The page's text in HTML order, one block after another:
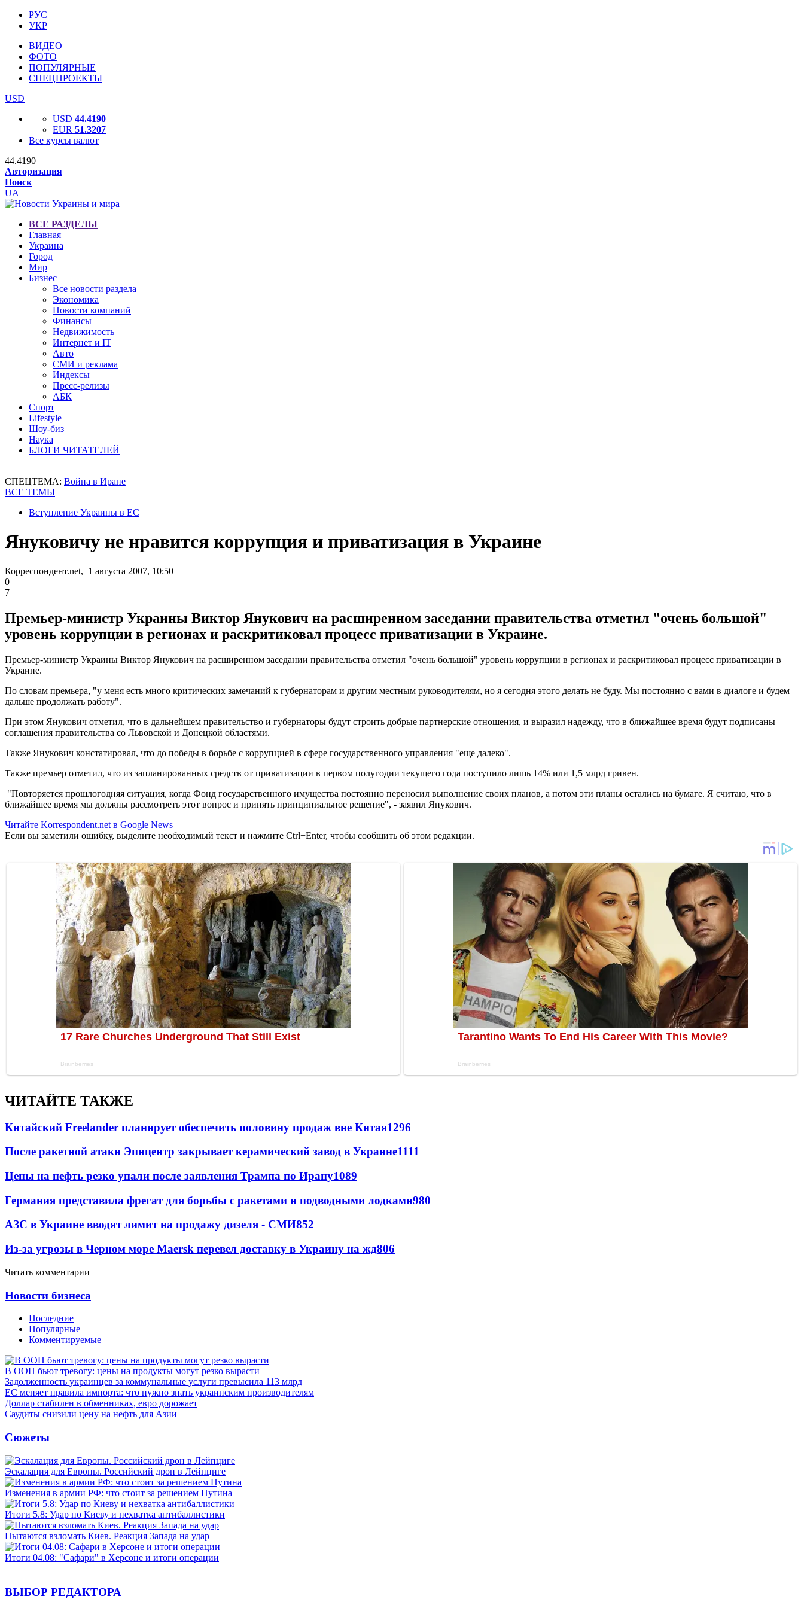
РУС
УКР
ВИДЕО
ФОТО
ПОПУЛЯРНЫЕ
СПЕЦПРОЕКТЫ
USD
USD 44.4190
EUR 51.3207
Все курсы валют
44.4190
Авторизация
Поиск
UA
ВСЕ РАЗДЕЛЫ
Главная
Украина
Город
Мир
Бизнес
Все новости раздела
Экономика
Новости компаний
Финансы
Недвижимость
Интернет и IT
Авто
СМИ и реклама
Индексы
Пресс-релизы
АБК
Спорт
Lifestyle
Шоу-биз
Наука
БЛОГИ ЧИТАТЕЛЕЙ
СПЕЦТЕМА: Война в Иране
ВСЕ ТЕМЫ
Вступление Украины в ЕС
Януковичу не нравится коррупция и приватизация в Украине
Корреспондент.net, 1 августа 2007, 10:50
0
7
Премьер-министр Украины Виктор Янукович на расширенном заседании правительства отметил "очень большой"
уровень коррупции в регионах и раскритиковал процесс приватизации в Украине.
Премьер-министр Украины Виктор Янукович на расширенном заседании правительства отметил "очень большой" уровень коррупции в регионах и раскритиковал процесс приватизации в
Украине.
По словам премьера, "у меня есть много критических замечаний к губернаторам и другим местным руководителям, но я сегодня этого делать не буду. Мы постоянно с вами в диалоге и будем
дальше продолжать работу".
При этом Янукович отметил, что в дальнейшем правительство и губернаторы будут строить добрые партнерские отношения, и выразил надежду, что в ближайшее время будут подписаны
соглашения правительства со Львовской и Донецкой областями.
Также Янукович констатировал, что до победы в борьбе с коррупцией в сфере государственного управления "еще далеко".
Также премьер отметил, что из запланированных средств от приватизации в первом полугодии текущего года поступило лишь 14% или 1,5 млрд гривен.
"Повторяется прошлогодняя ситуация, когда Фонд государственного имущества постоянно переносил выполнение своих планов, а потом эти планы остались на бумаге. Я считаю, что в
ближайшее время мы должны рассмотреть этот вопрос и принять принципиальное решение", - заявил Янукович.
Читайте Korrespondent.net в Google News
Если вы заметили ошибку, выделите необходимый текст и нажмите Ctrl+Enter, чтобы сообщить об этом редакции.
ЧИТАЙТЕ ТАКЖЕ
Китайский Freelander планирует обеспечить половину продаж вне Китая1296
После ракетной атаки Эпицентр закрывает керамический завод в Украине1111
Цены на нефть резко упали после заявления Трампа по Ирану1089
Германия представила фрегат для борьбы с ракетами и подводными лодками980
АЗС в Украине вводят лимит на продажу дизеля - СМИ852
Из-за угрозы в Черном море Maersk перевел доставку в Украину на жд806
Читать комментарии
Новости бизнеса
Последние
Популярные
Комментируемые
В ООН бьют тревогу: цены на продукты могут резко вырасти
Задолженность украинцев за коммунальные услуги превысила 113 млрд
ЕС меняет правила импорта: что нужно знать украинским производителям
Доллар стабилен в обменниках, евро дорожает
Саудиты снизили цену на нефть для Азии
Сюжеты
Эскалация для Европы. Российский дрон в Лейпциге
Изменения в армии РФ: что стоит за решением Путина
Итоги 5.8: Удар по Киеву и нехватка антибаллистики
Пытаются взломать Киев. Реакция Запада на удар
Итоги 04.08: "Сафари" в Херсоне и итоги операции
ВЫБОР РЕДАКТОРА